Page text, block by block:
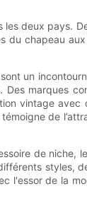
les deux pays.
du chapeau
un
Des marques
vintage avec
de
de niche,
styles,
l'essor de la